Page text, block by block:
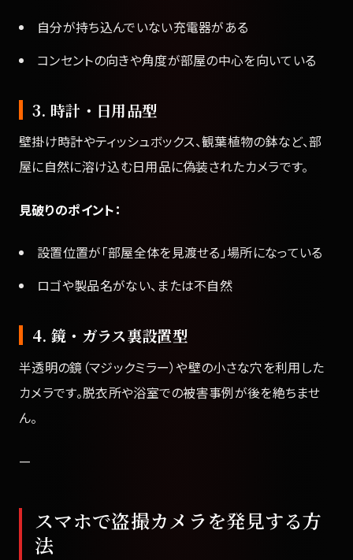
自分が持ち込んでいない充電器がある
コンセントの向きや角度が部屋の中心を向いている
3. 時計・日用品型
壁掛け時計やティッシュボックス、観葉植物の鉢など、部
屋に自然に溶け込む日用品に偽装されたカメラです。
見破りのポイント：
設置位置が「部屋全体を見渡せる」場所になっている
ロゴや製品名がない、または不自然
4. 鏡・ガラス裏設置型
半透明の鏡（マジックミラー）や壁の小さな穴を利用した
カメラです。脱衣所や浴室での被害事例が後を絶ちませ
ん。
—
スマホで盗撮カメラを発見する方
法